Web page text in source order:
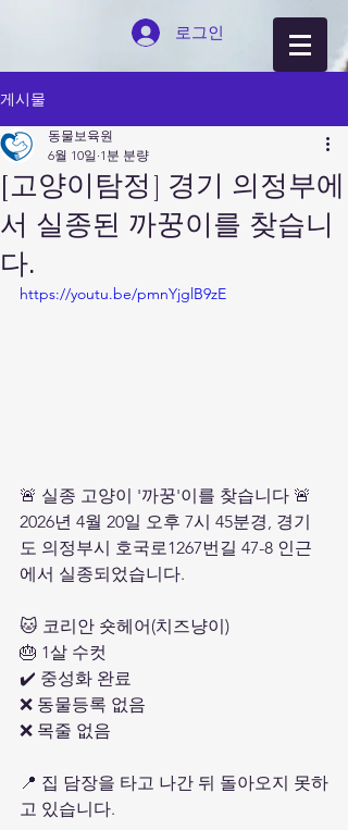
로그인
게시물
[고양이탐정] 경기 의정부에
서 실종된 까꿍이를 찾습니
다.
동물보육원
6월 10일 1분 분량
https://youtu.be/pmnYjglB9zE
🚨 실종 고양이 '까꿍'이를 찾습니다 🚨
2026년 4월 20일 오후 7시 45분경, 경기
도 의정부시 호국로1267번길 47-8 인근
에서 실종되었습니다.
🐱 코리안 숏헤어(치즈냥이)
🎂 1살 수컷
✔️ 중성화 완료
❌ 동물등록 없음
❌ 목줄 없음
📍 집 담장을 타고 나간 뒤 돌아오지 못하
고 있습니다.